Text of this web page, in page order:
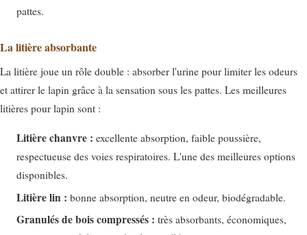
pattes.
La litière absorbante
La litière joue un rôle double : absorber l'urine pour limiter les odeurs
et attirer le lapin grâce à la sensation sous les pattes. Les meilleures
litières pour lapin sont :
Litière chanvre : excellente absorption, faible poussière,
respectueuse des voies respiratoires. L'une des meilleures options
disponibles.
Litière lin : bonne absorption, neutre en odeur, biodégradable.
Granulés de bois compressés : très absorbants, économiques,